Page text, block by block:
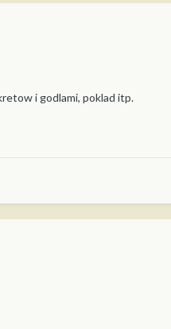
i godlami, poklad itp.